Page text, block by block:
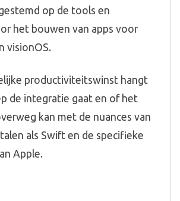
op de tools en
het bouwen van apps voor
visionOS.
productiviteitswinst hangt
de integratie gaat en of het
kan met de nuances van
als Swift en de specifieke
Apple.